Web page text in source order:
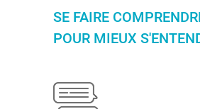
SE FAIRE
POUR MIEUX